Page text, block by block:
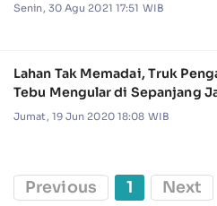
Senin, 30 Agu 2021 17:51 WIB
Lahan Tak Memadai, Truk
Tebu Mengular di Sepanjang
Jumat, 19 Jun 2020 18:08 WIB
Previous 1 Next